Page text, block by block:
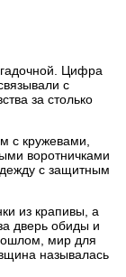
Цифра
с
за столько
с кружевами,
воротничками
с защитным
из крапивы, а
дверь обиды и
мир для
называлась